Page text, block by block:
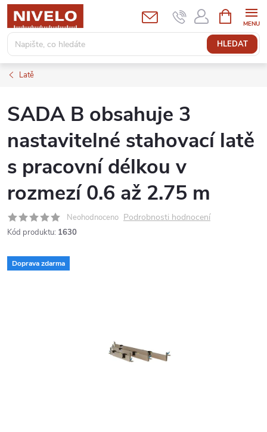
Přejít
obsah
HLEDAT
NÁKUPNÍ
KOŠÍK
Latě
SADA B obsahuje 3
nastavitelné stahovací latě
s pracovní délkou v
rozmezí 0.6 až 2.75 m
Neohodnoceno Podrobnosti hodnocení
Kód produktu: 1630
Doprava zdarma